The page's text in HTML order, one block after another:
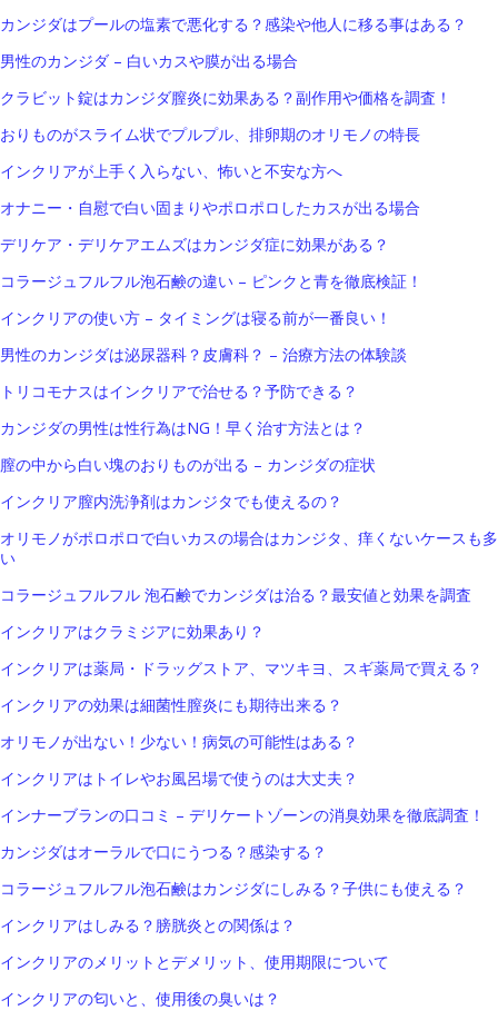
カンジダはプールの塩素で悪化する？感染や他人に移る事はある？
男性のカンジダ – 白いカスや膜が出る場合
クラビット錠はカンジダ膣炎に効果ある？副作用や価格を調査！
おりものがスライム状でプルプル、排卵期のオリモノの特長
インクリアが上手く入らない、怖いと不安な方へ
オナニー・自慰で白い固まりやポロポロしたカスが出る場合
デリケア・デリケアエムズはカンジダ症に効果がある？
コラージュフルフル泡石鹸の違い – ピンクと青を徹底検証！
インクリアの使い方 – タイミングは寝る前が一番良い！
男性のカンジダは泌尿器科？皮膚科？ – 治療方法の体験談
トリコモナスはインクリアで治せる？予防できる？
カンジダの男性は性行為はNG！早く治す方法とは？
膣の中から白い塊のおりものが出る – カンジダの症状
インクリア膣内洗浄剤はカンジタでも使えるの？
オリモノがポロポロで白いカスの場合はカンジタ、痒くないケースも多
い
コラージュフルフル 泡石鹸でカンジダは治る？最安値と効果を調査
インクリアはクラミジアに効果あり？
インクリアは薬局・ドラッグストア、マツキヨ、スギ薬局で買える？
インクリアの効果は細菌性膣炎にも期待出来る？
オリモノが出ない！少ない！病気の可能性はある？
インクリアはトイレやお風呂場で使うのは大丈夫？
インナーブランの口コミ – デリケートゾーンの消臭効果を徹底調査！
カンジダはオーラルで口にうつる？感染する？
コラージュフルフル泡石鹸はカンジダにしみる？子供にも使える？
インクリアはしみる？膀胱炎との関係は？
インクリアのメリットとデメリット、使用期限について
インクリアの匂いと、使用後の臭いは？